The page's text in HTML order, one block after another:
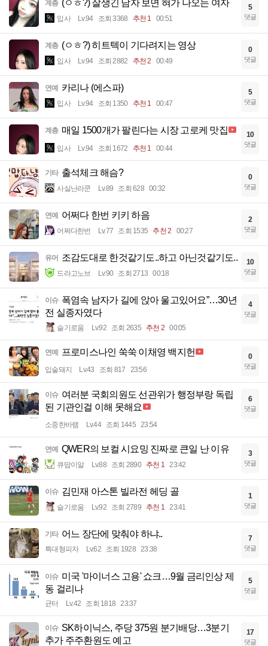
계층 (ㅇㅎ?) 잘생긴 남자 보면 혀가 나오는 여자
입사 Lv.94 조회 3368 추천 1 00:51
5
댓글
계층 (ㅇㅎ?) 히트텍이 기다려지는 영상
입사 Lv.94 조회 2882 추천 2 00:49
0
댓글
연예 카리나 (에스파)
입사 Lv.94 조회 1350 추천 1 00:47
5
댓글
계층 매일 1500개가 팔린다는 시장 고로케 맛집
입사 Lv.94 조회 1672 추천 1 00:44
10
댓글
기타 출석체크 해슴?
사실난라쿤 Lv.89 조회 628 00:32
0
댓글
연예 어쩌다 한번 키키 하음
어쩌다한번 Lv.77 조회 1535 추천 2 00:27
2
댓글
유머 조감도대로 한것같기도..하고 아닌것같기도..
드라고노브 Lv.90 조회 2713 00:18
10
댓글
이슈 폭염속 남자가 길에 앉아 울고있어요”…30년
전 실종자였다
슬기로움 Lv.92 조회 2635 추천 2 00:05
4
댓글
연예 프로미스나인 쑥쑥 이채영 백지헌
입술돼지 Lv.43 조회 817 23:56
0
댓글
이슈 여러분 국회의원도 선관위가 행정부랑 독립
된 기관인걸 이해 못해요
소중한바램 Lv.44 조회 1445 23:54
6
댓글
연예 QWER의 보컬 시요밍 진짜로 큰일 난 이유
큐땁이알 Lv.88 조회 2890 추천 1 23:42
3
댓글
이슈 김민재 아스톤 빌라전 헤딩 골
슬기로움 Lv.92 조회 2789 추천 1 23:41
1
댓글
기타 어느 장단에 맞춰야 하냐..
특대형피자 Lv.62 조회 1928 23:38
7
댓글
이슈 미국 '마이너스 고용' 쇼크…9월 금리인상 제
동 걸리나
균터 Lv.42 조회 1818 23:37
5
댓글
이슈 SK하이닉스, 주당 375원 분기배당…3분기
추가 주주환원도 예고
17
댓글